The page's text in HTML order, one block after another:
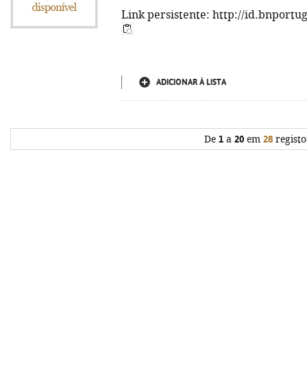
Link persistente: http://
ADICIONAR À LISTA
De 1a 20em 28